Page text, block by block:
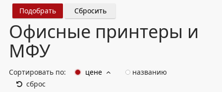
Сбросить
Офисные принтеры и
МФУ
Сортировать по: цене
названию
сброс